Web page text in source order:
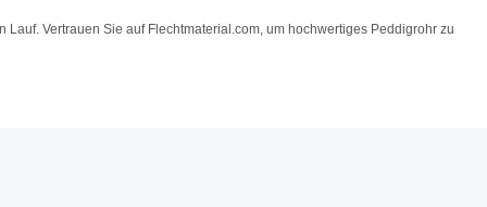
Vertrauen Sie auf Flechtmaterial.com, um hochwertiges Peddigrohr zu